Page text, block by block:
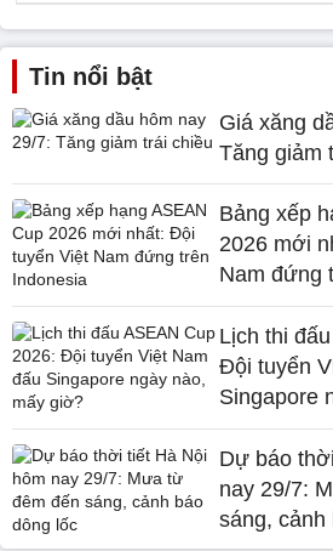
Tin nổi bật
Giá xăng
Tăng giảm
Bảng xếp
2026 mới
Nam đứng
Lịch thi
Đội tuyển
Singapore
Dự báo
nay 29/7:
sáng, cảnh